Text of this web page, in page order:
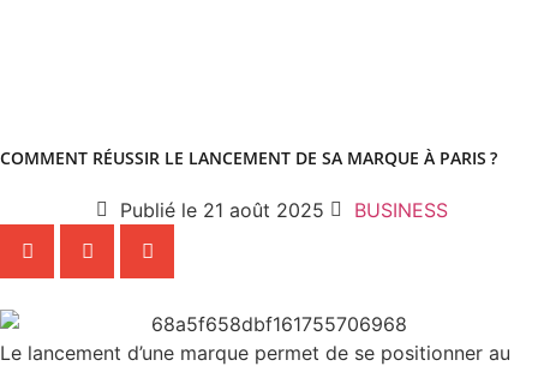
COMMENT RÉUSSIR LE LANCEMENT DE SA MARQUE À PARIS ?
Publié le 21 août 2025 BUSINESS
Le lancement d’une marque permet de se positionner au